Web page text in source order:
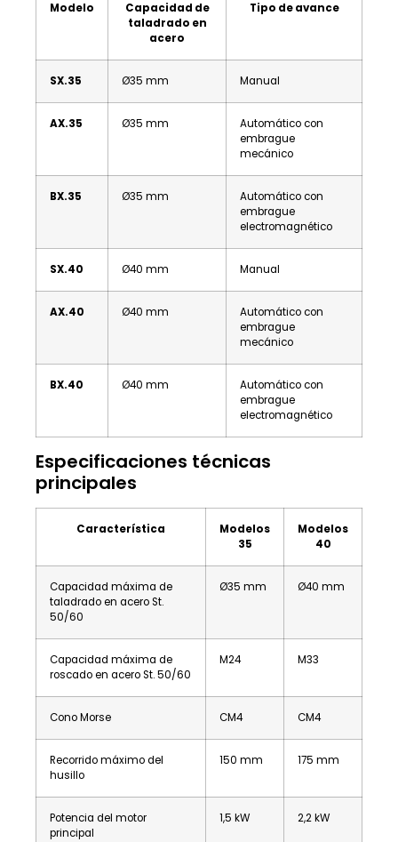
Modelo
Capacidad de
taladrado en
acero
Tipo de avance
SX.35 Ø35 mm Manual
AX.35 Ø35 mm
Automático con
embrague
mecánico
BX.35 Ø35 mm
Automático con
embrague
electromagnético
SX.40 Ø40 mm Manual
AX.40 Ø40 mm
Automático con
embrague
mecánico
BX.40 Ø40 mm
Automático con
embrague
electromagnético
Especificaciones técnicas
principales
Característica
Modelos
35
Modelos
40
Capacidad máxima de
taladrado en acero St.
50/60
Ø35 mm Ø40 mm
Capacidad máxima de
roscado en acero St. 50/60
M24 M33
Cono Morse CM4 CM4
Recorrido máximo del
husillo
150 mm 175 mm
Potencia del motor
principal
1,5 kW 2,2 kW